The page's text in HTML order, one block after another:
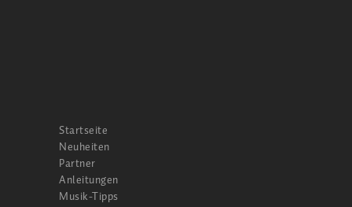
Startseite
Neuheiten
Partner
Anleitungen
Musik-Tipps